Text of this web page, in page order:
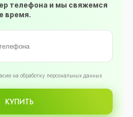
телефона и мы свяжемся
время.
на обработку персональных данных
КУПИТЬ